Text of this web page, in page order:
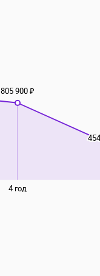
4 год
805 900 ₽